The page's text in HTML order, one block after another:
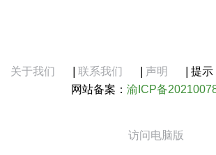
关于我们 联系我们 声明
提示
网站备案： 渝ICP备
访问电脑版